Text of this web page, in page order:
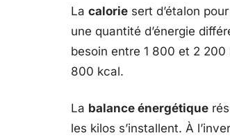
La calorie sert d’étalon
une quantité d’énergie
besoin entre 1 800 et 2 200
800 kcal.
La balance énergétique
les kilos s’installent. À